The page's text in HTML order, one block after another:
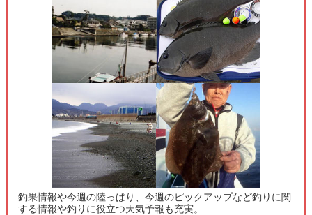
釣果情報や今週の陸っぱり、今週のピックアップなど釣りに関
する情報や釣りに役立つ天気予報も充実。